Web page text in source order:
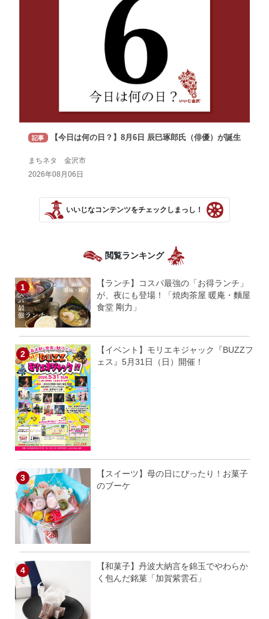
記事 【今日は何の日？】8月6日 辰巳琢郎氏（俳優）が誕生
まちネタ 金沢市
2026年08月06日
いいじなコンテンツをチェックしまっし！
閲覧ランキング
【ランチ】コスパ最強の「お得ランチ」
が、夜にも登場！「焼肉茶屋 暖庵・麵屋
食堂 剛力」
【イベント】モリエキジャック『BUZZフ
ェス』5月31日（日）開催！
【スイーツ】母の日にぴったり！お菓子
のブーケ
【和菓子】丹波大納言を錦玉でやわらか
く包んだ銘菓「加賀紫雲石」